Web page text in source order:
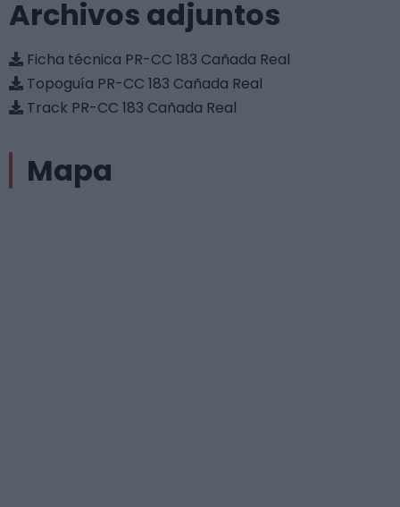
Archivos adjuntos
Ficha técnica PR-CC 183 Cañada Real
Topoguía PR-CC 183 Cañada Real
Track PR-CC 183 Cañada Real
Mapa